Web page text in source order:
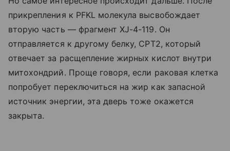
прикрепления к PFKL молекула высвобождает
вторую часть — фрагмент XJ-4-119. Он
отправляется к другому белку, CPT2, который
отвечает за расщепление жирных кислот внутри
митохондрий. Проще говоря, если раковая клетка
попробует переключиться на жир как запасной
источник энергии, эта дверь тоже окажется
закрыта.